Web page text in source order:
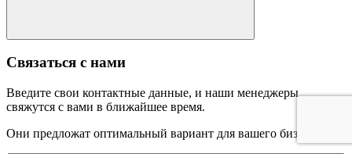
Связаться с нами
Введите свои контактные данные, и наши менеджеры
свяжутся с вами в ближайшее время.
Они предложат оптимальный вариант для вашего бизнеса.